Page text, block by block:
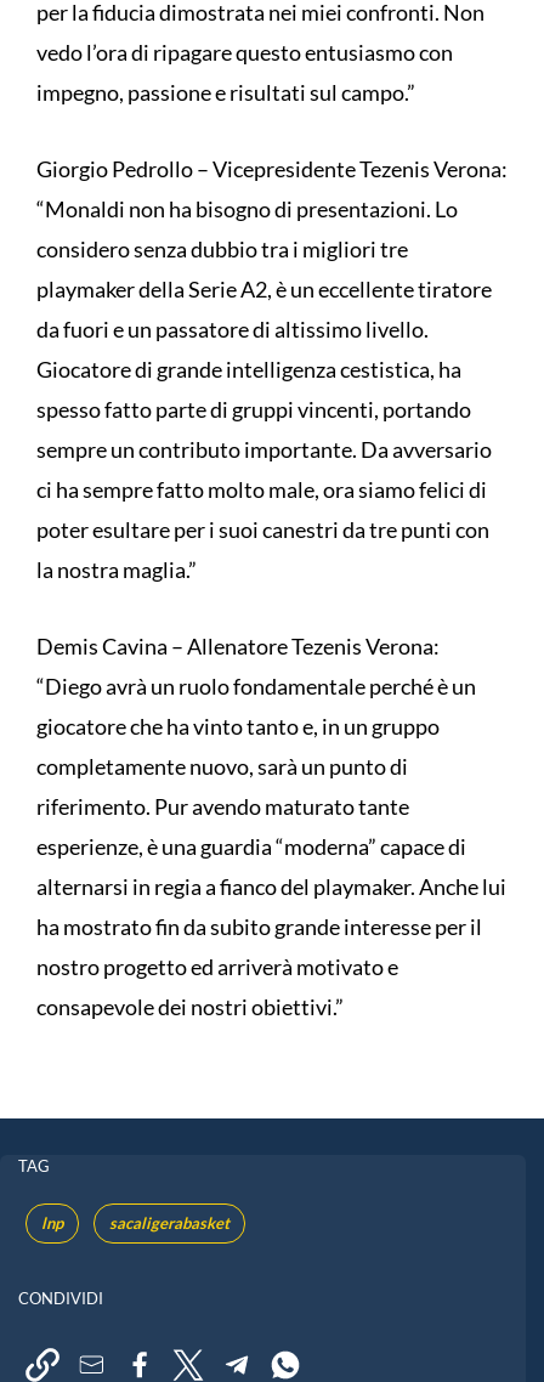
per la fiducia dimostrata nei miei confronti. Non
vedo l’ora di ripagare questo entusiasmo con
impegno, passione e risultati sul campo.”
Giorgio Pedrollo – Vicepresidente Tezenis Verona:
“Monaldi non ha bisogno di presentazioni. Lo
considero senza dubbio tra i migliori tre
playmaker della Serie A2, è un eccellente tiratore
da fuori e un passatore di altissimo livello.
Giocatore di grande intelligenza cestistica, ha
spesso fatto parte di gruppi vincenti, portando
sempre un contributo importante. Da avversario
ci ha sempre fatto molto male, ora siamo felici di
poter esultare per i suoi canestri da tre punti con
la nostra maglia.”
Demis Cavina – Allenatore Tezenis Verona:
“Diego avrà un ruolo fondamentale perché è un
giocatore che ha vinto tanto e, in un gruppo
completamente nuovo, sarà un punto di
riferimento. Pur avendo maturato tante
esperienze, è una guardia “moderna” capace di
alternarsi in regia a fianco del playmaker. Anche lui
ha mostrato fin da subito grande interesse per il
nostro progetto ed arriverà motivato e
consapevole dei nostri obiettivi.”
TAG
lnp sacaligerabasket
CONDIVIDI